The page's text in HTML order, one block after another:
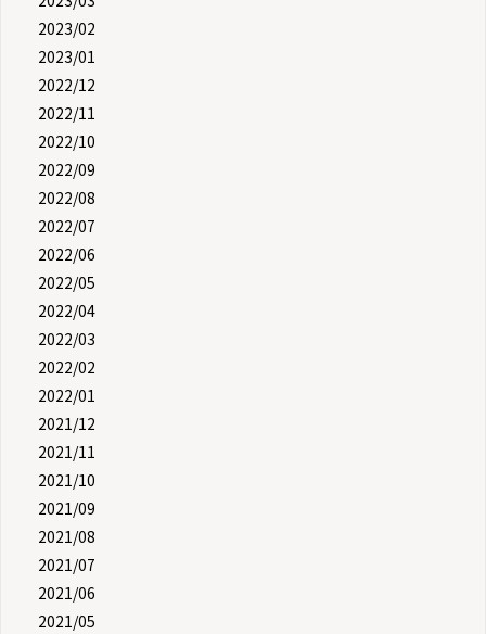
2023/02
2023/01
2022/12
2022/11
2022/10
2022/09
2022/08
2022/07
2022/06
2022/05
2022/04
2022/03
2022/02
2022/01
2021/12
2021/11
2021/10
2021/09
2021/08
2021/07
2021/06
2021/05